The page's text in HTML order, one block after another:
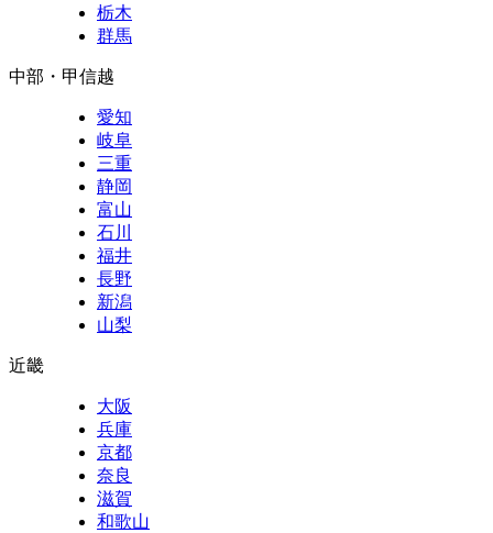
栃木
群馬
中部・甲信越
愛知
岐阜
三重
静岡
富山
石川
福井
長野
新潟
山梨
近畿
大阪
兵庫
京都
奈良
滋賀
和歌山